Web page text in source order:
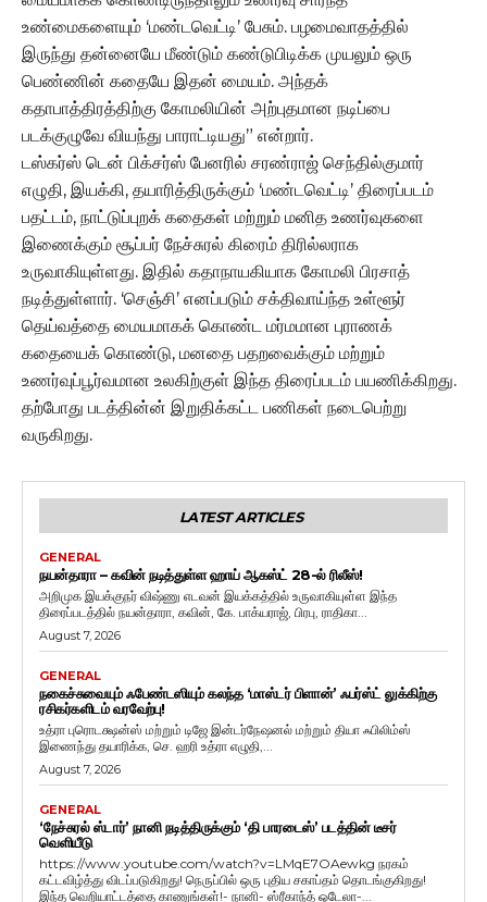
உண்மைகளையும் ‘மண்டவெட்டி’ பேசும். பழமைவாதத்தில்
இருந்து தன்னையே மீண்டும் கண்டுபிடிக்க முயலும் ஒரு
பெண்ணின் கதையே இதன் மையம். அந்தக்
கதாபாத்திரத்திற்கு கோமலியின் அற்புதமான நடிப்பை
படக்குழுவே வியந்து பாராட்டியது” என்றார்.
டஸ்கர்ஸ் டென் பிக்சர்ஸ் பேனரில் சரண்ராஜ் செந்தில்குமார்
எழுதி, இயக்கி, தயாரித்திருக்கும் ‘மண்டவெட்டி’ திரைப்படம்
பதட்டம், நாட்டுப்புறக் கதைகள் மற்றும் மனித உணர்வுகளை
இணைக்கும் சூப்பர் நேச்சுரல் கிரைம் திரில்லராக
உருவாகியுள்ளது. இதில் கதாநாயகியாக கோமலி பிரசாத்
நடித்துள்ளார். ‘செஞ்சி’ எனப்படும் சக்திவாய்ந்த உள்ளூர்
தெய்வத்தை மையமாகக் கொண்ட மர்மமான புராணக்
கதையைக் கொண்டு, மனதை பதறவைக்கும் மற்றும்
உணர்வுப்பூர்வமான உலகிற்குள் இந்த திரைப்படம் பயணிக்கிறது.
தற்போது படத்தின்ன் இறுதிக்கட்ட பணிகள் நடைபெற்று
வருகிறது.
LATEST ARTICLES
GENERAL
நயன்தாரா – கவின் நடித்துள்ள ஹாய் ஆகஸ்ட் 28-ல் ரிலீஸ்!
அறிமுக இயக்குநர் விஷ்ணு எடவன் இயக்கத்தில் உருவாகியுள்ள இந்த
திரைப்படத்தில் நயன்தாரா, கவின், கே. பாக்யராஜ், பிரபு, ராதிகா...
August 7, 2026
GENERAL
நகைச்சுவையும் ஃபேண்டஸியும் கலந்த ‘மாஸ்டர் பிளான்’ ஃபர்ஸ்ட் லுக்கிற்கு
ரசிகர்களிடம் வரவேற்பு!
உத்ரா புரொடக்ஷன்ஸ் மற்றும் டிஜே இன்டர்நேஷனல் மற்றும் தியா ஃபிலிம்ஸ்
இணைந்து தயாரிக்க, செ. ஹரி உத்ரா எழுதி,...
August 7, 2026
GENERAL
‘நேச்சுரல் ஸ்டார்’ நானி நடித்திருக்கும் ‘தி பாரடைஸ்’ படத்தின் டீசர்
வெளியீடு
https://www.youtube.com/watch?v=LMqE7OAewkg நரகம்
கட்டவிழ்த்து விடப்படுகிறது! நெருப்பில் ஒரு புதிய சகாப்தம் தொடங்குகிறது!
இந்த வெறியாட்டத்தை காணுங்கள்!- நானி- ஸ்ரீகாந்த் ஒடேலா-...